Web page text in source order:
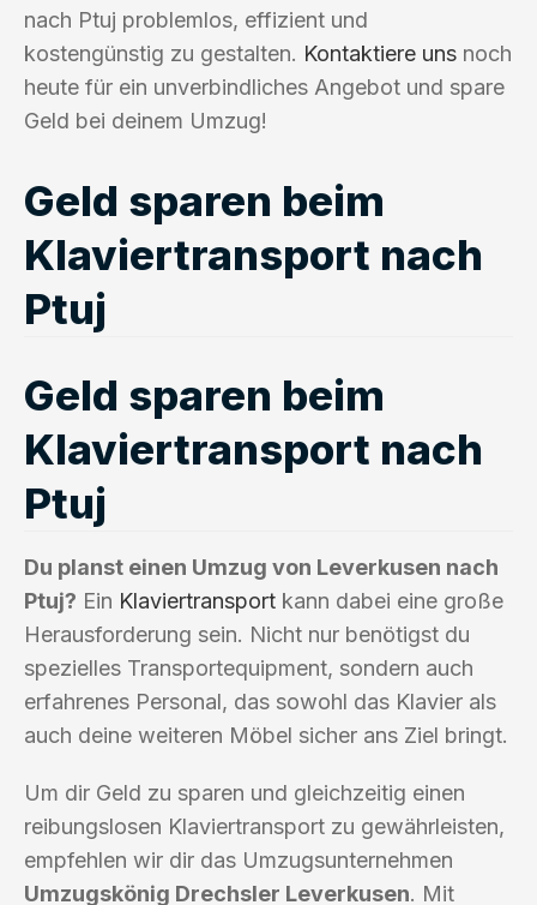
nach Ptuj problemlos, effizient und
kostengünstig zu gestalten. Kontaktiere uns noch
heute für ein unverbindliches Angebot und spare
Geld bei deinem Umzug!
Geld sparen beim
Klaviertransport nach
Ptuj
Geld sparen beim
Klaviertransport nach
Ptuj
Du planst einen Umzug von Leverkusen nach
Ptuj? Ein Klaviertransport kann dabei eine große
Herausforderung sein. Nicht nur benötigst du
spezielles Transportequipment, sondern auch
erfahrenes Personal, das sowohl das Klavier als
auch deine weiteren Möbel sicher ans Ziel bringt.
Um dir Geld zu sparen und gleichzeitig einen
reibungslosen Klaviertransport zu gewährleisten,
empfehlen wir dir das Umzugsunternehmen
Umzugskönig Drechsler Leverkusen. Mit